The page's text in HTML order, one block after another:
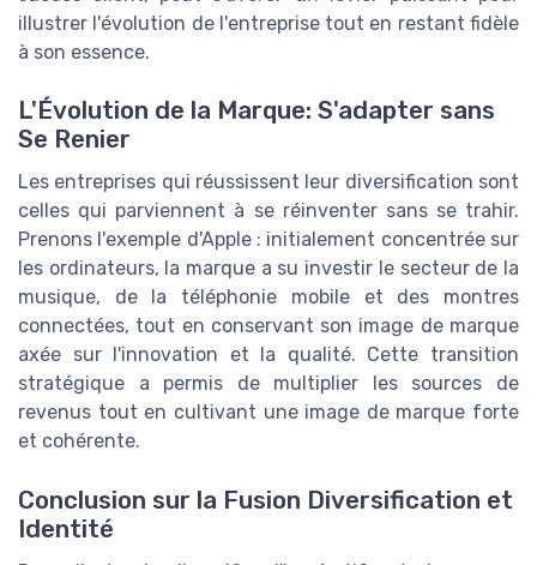
illustrer l'évolution de l'entreprise tout en restant fidèle
à son essence.
L'Évolution de la Marque: S'adapter sans
Se Renier
Les entreprises qui réussissent leur diversification sont
celles qui parviennent à se réinventer sans se trahir.
Prenons l'exemple d'Apple : initialement concentrée sur
les ordinateurs, la marque a su investir le secteur de la
musique, de la téléphonie mobile et des montres
connectées, tout en conservant son image de marque
axée sur l'innovation et la qualité. Cette transition
stratégique a permis de multiplier les sources de
revenus tout en cultivant une image de marque forte
et cohérente.
Conclusion sur la Fusion Diversification et
Identité